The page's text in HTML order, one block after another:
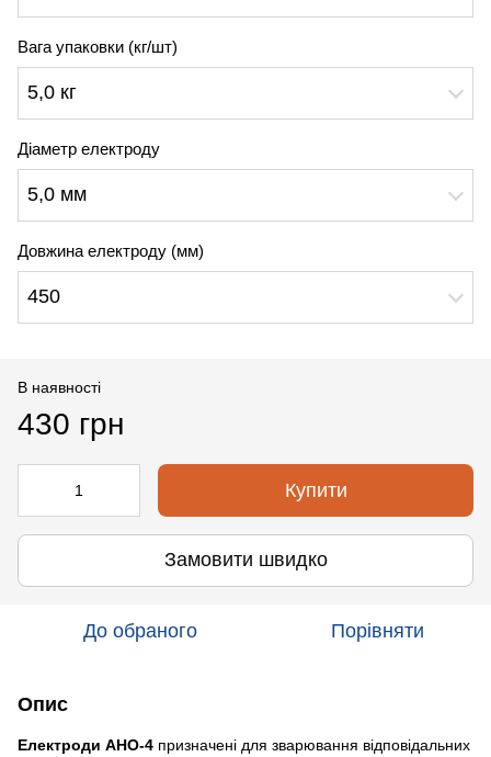
Вага упаковки (кг/шт)
5,0 кг
Діаметр електроду
5,0 мм
Довжина електроду (мм)
450
В наявності
430 грн
Купити
Замовити швидко
До обраного Порівняти
Опис
Електроди АНО-4 призначені для зварювання відповідальних